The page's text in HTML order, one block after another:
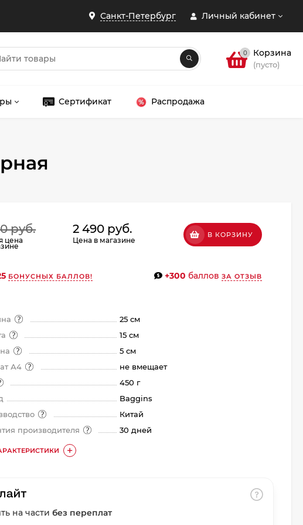
Санкт-Петербург Личный кабинет
0 Корзина
(пусто)
Сертификат Распродажа
руб.
цена
2 490 руб.
Цена в магазине
В КОРЗИНУ
БОНУСНЫХ БАЛЛОВ! +300 баллов ЗА ОТЗЫВ
25 см
15 см
5 см
А4
не вмещает
450 г
Baggins
Китай
производителя
30 дней
на частибез переплат